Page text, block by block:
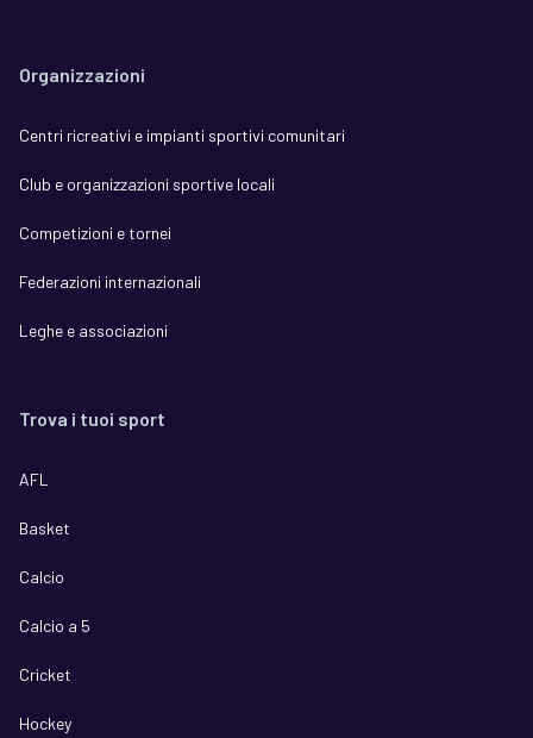
Organizzazioni
Centri ricreativi e impianti sportivi comunitari
Club e organizzazioni sportive locali
Competizioni e tornei
Federazioni internazionali
Leghe e associazioni
Trova i tuoi sport
AFL
Basket
Calcio
Calcio a 5
Cricket
Hockey